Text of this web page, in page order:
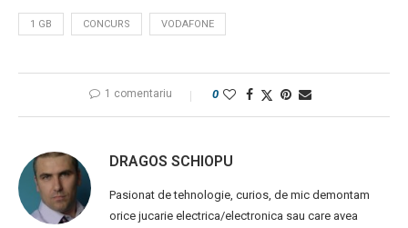
1 GB CONCURS VODAFONE
1 comentariu 0
DRAGOS SCHIOPU
Pasionat de tehnologie, curios, de mic demontam
orice jucarie electrica/electronica sau care avea